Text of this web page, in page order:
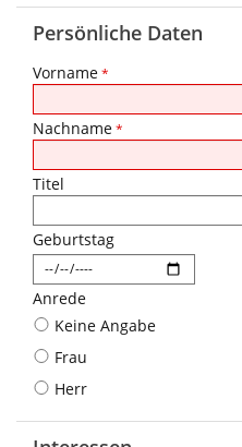
Persönliche Daten
Vorname*
Nachname*
Titel
Geburtstag
Anrede
Keine Angabe
Frau
Herr